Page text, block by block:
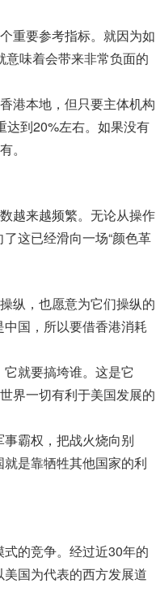
重要参考指标。就因为如
味着会带来非常负面的
港本地，但只要主体机构
达到20%左右。如果没有
。
越来越频繁。无论从操作
这已经滑向一场“颜色革
纵，也愿意为它们操纵的
国，所以要借香港消耗
就要搞垮谁。这是它
界一切有利于美国发展的
霸权，把战火烧向别
是靠牺牲其他国家的利
的竞争。经过近30年的
国为代表的西方发展道